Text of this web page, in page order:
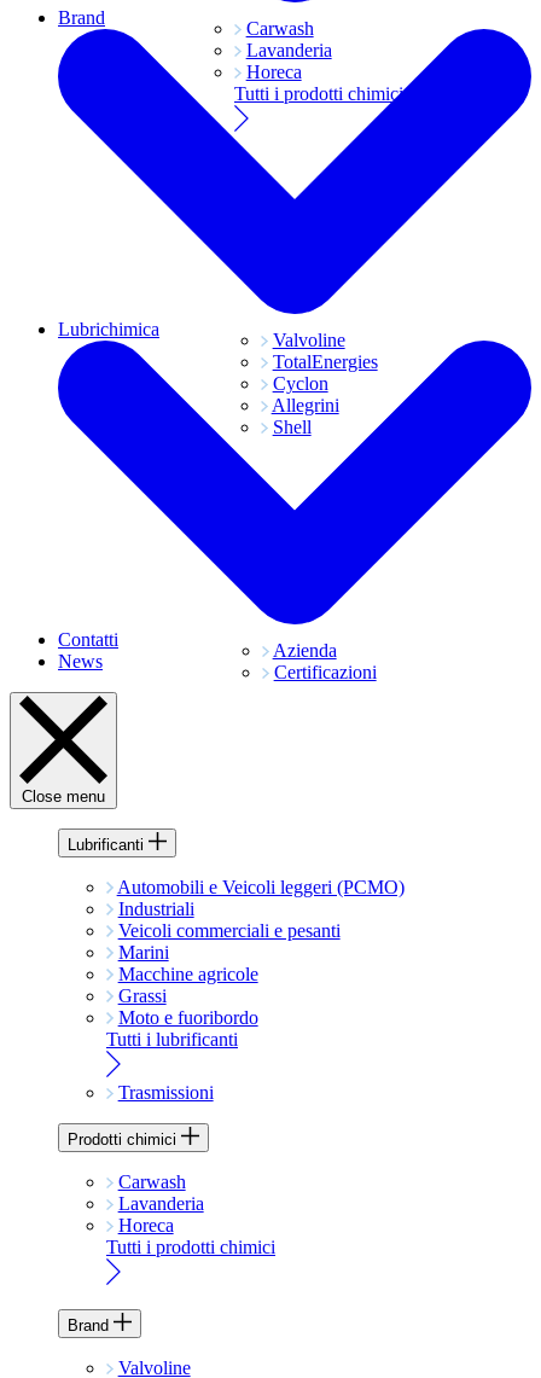
Carwash
Lavanderia
Horeca
Tutti i prodotti chimici
Brand
Valvoline
TotalEnergies
Cyclon
Allegrini
Shell
Lubrichimica
Azienda
Certificazioni
Contatti
News
Close menu
Lubrificanti
Automobili e Veicoli leggeri (PCMO)
Industriali
Veicoli commerciali e pesanti
Marini
Macchine agricole
Grassi
Moto e fuoribordo
Tutti i lubrificanti
Trasmissioni
Prodotti chimici
Carwash
Lavanderia
Horeca
Tutti i prodotti chimici
Brand
Valvoline